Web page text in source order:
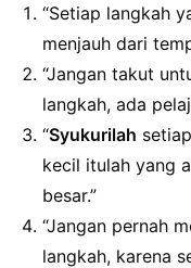
“Setiap langkah
menjauh dari
“Jangan takut
langkah, ada
“Syukurilah
kecil itulah yang
besar.”
“Jangan pernah
langkah, karena